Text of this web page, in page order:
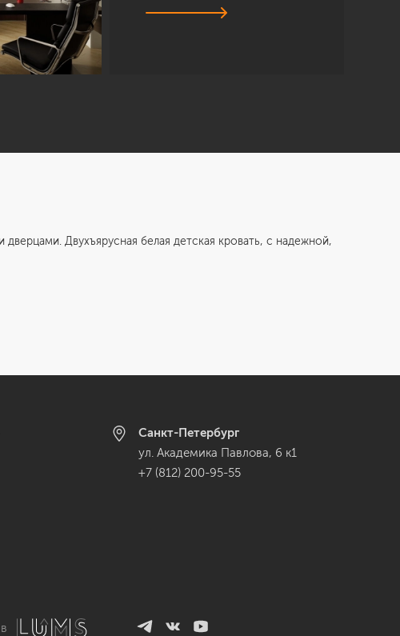
Двухъярусная белая детская кровать, с надежной,
Санкт-Петербург
ул. Академика Павлова, 6 к1
+7 (812) 200-95-55